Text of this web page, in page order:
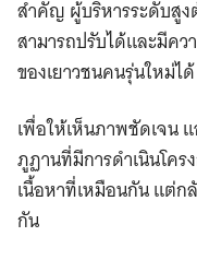
สำคัญ ผู้บริหารระดับสู
สามารถปรับได้และมีค
ของเยาวชนคนรุ่นใหม่ได้
เพื่อให้เห็นภาพชัดเจน
ภูฏานที่มีการดำเนินโคร
เนื้อหาที่เหมือนกัน แต่
กัน